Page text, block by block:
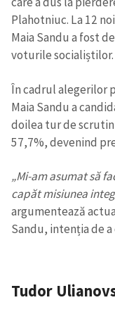
Plahotniuc. La 12
Maia Sandu a fost
voturile socialiștilor.
În cadrul alegerilor
Maia Sandu a
doilea tur de
57,7%, devenind
„Mi-am asumat să
capăt misiunea
argumentează
Sandu, intenția de
Tudor